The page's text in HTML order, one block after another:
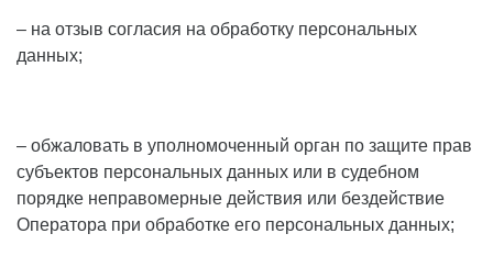
– на отзыв согласия на обработку персональных
данных;
– обжаловать в уполномоченный орган по защите прав
субъектов персональных данных или в судебном
порядке неправомерные действия или бездействие
Оператора при обработке его персональных данных;